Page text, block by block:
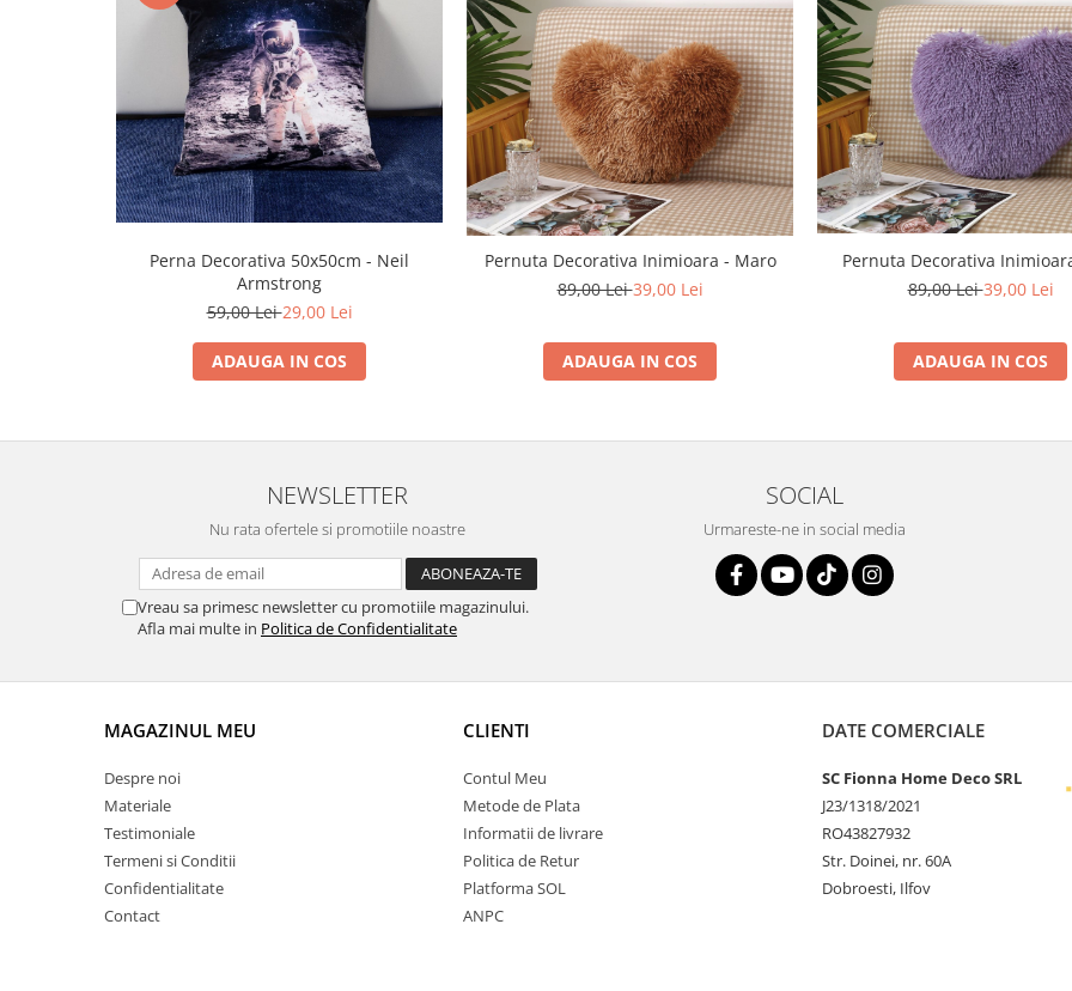
Perna Decorativa 50x50cm - Neil
Armstrong
59,00 Lei29,00 Lei
ADAUGA IN COS
Pernuta Decorativa Inimioara - Maro
89,00 Lei39,00 Lei
ADAUGA IN COS
Pernuta Decorativa
89,00 Lei39,00 Lei
ADAUGA IN COS
NEWSLETTER
Nu rata ofertele si promotiile noastre
Vreau sa primesc newsletter cu promotiile magazinului.
Afla mai multe in Politica de Confidentialitate
SOCIAL
Urmareste-ne in social media
MAGAZINUL MEU
Despre noi
Materiale
Testimoniale
Termeni si Conditii
Confidentialitate
Contact
CLIENTI
Contul Meu
Metode de Plata
Informatii de livrare
Politica de Retur
Platforma SOL
ANPC
DATE COMERCIALE
SC Fionna Home Deco SRL
J23/1318/2021
RO43827932
Str. Doinei, nr. 60A
Dobroesti, Ilfov